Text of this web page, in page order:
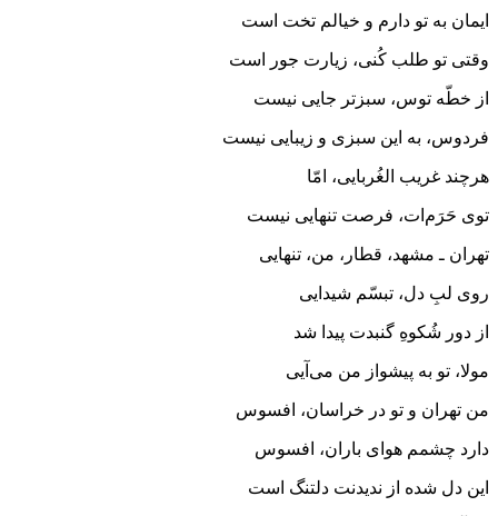
ایمان به تو دارم و خیالم تخت است
وقتی تو طلب کُنی، زیارت جور است
از خطّه‌ توس، سبزتر جایی نیست
فردوس، به این سبزی و زیبایی نیست
هرچند غریب الغُربایی، امّا
توی حَرَم‌ات، فرصت تنهایی نیست
تهران ـ مشهد، قطار، من، تنهایی
روی لبِ دل، تبسّم شیدایی
از دور شُکوهِ گنبدت پیدا شد
مولا، تو به پیشواز من می‌آیی
من تهران و تو در خراسان، افسوس
دارد چشمم هوای باران، افسوس
این دل شده از ندیدنت دلتنگ است